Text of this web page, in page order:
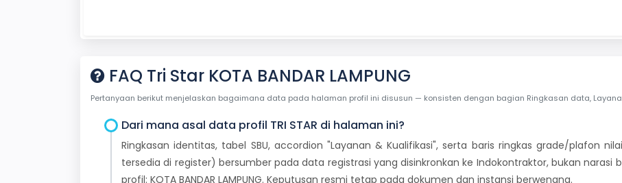
FAQ Tri Star KOTA BANDAR LAMPUNG
Pertanyaan berikut menjelaskan bagaimana data pada halaman profil ini disusun — konsisten dengan bagian Ringkasan data,
Dari mana asal data profil TRI STAR di halaman ini?
Ringkasan identitas, tabel SBU, accordion "Layanan & Kualifikasi", serta baris ringkas grade/plafon
tersedia di register) bersumber pada data registrasi yang disinkronkan ke Indokontraktor, bukan narasi
profil: KOTA BANDAR LAMPUNG. Keputusan resmi tetap pada dokumen dan instansi berwenang.